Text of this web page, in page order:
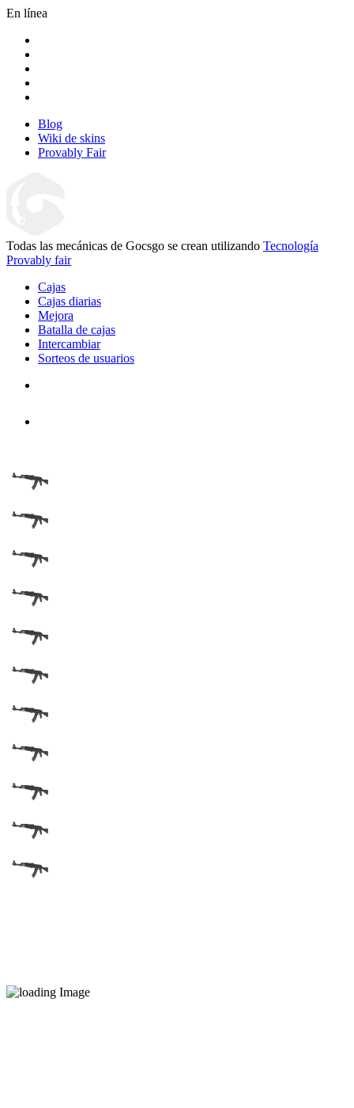
En línea
Blog
Wiki de skins
Provably Fair
Todas las mecánicas de Gocsgo se crean utilizando Tecnología
Provably fair
Cajas
Cajas diarias
Mejora
Batalla de cajas
Intercambiar
Sorteos de usuarios